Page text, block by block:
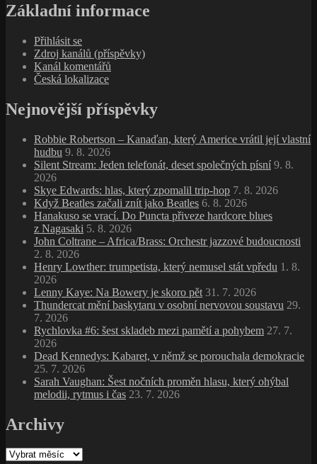
Základní informace
Přihlásit se
Zdroj kanálů (příspěvky)
Kanál komentářů
Česká lokalizace
Nejnovější příspěvky
Robbie Robertson – Kanaďan, který Americe vrátil její vlastní
hudbu 9. 8. 2026
Silent Stream: Jeden telefonát, deset společných písní 9. 8.
2026
Skye Edwards: hlas, který zpomalil trip‑hop 7. 8. 2026
Když Beatles začali znít jako Beatles 6. 8. 2026
Hanakuso se vrací. Do Puncta přiveze hardcore blues
z Nagasaki 5. 8. 2026
John Coltrane – Africa/Brass: Orchestr jazzové budoucnosti
2. 8. 2026
Henry Lowther: trumpetista, který nemusel stát vpředu 1. 8.
2026
Lenny Kaye: Na Bowery je skoro pět 31. 7. 2026
Thundercat mění baskytaru v osobní nervovou soustavu 29.
7. 2026
Rychlovka #6: šest skladeb mezi pamětí a pohybem 27. 7.
2026
Dead Kennedys: Kabaret, v němž se porouchala demokracie
25. 7. 2026
Sarah Vaughan: Šest nočních proměn hlasu, který ohýbal
melodii, rytmus i čas 23. 7. 2026
Archivy
Archivy